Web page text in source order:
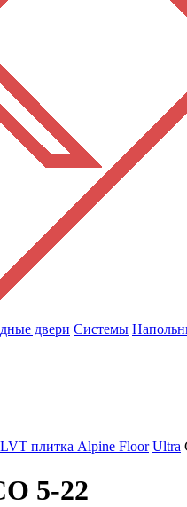
двери Системы
плитка Alpine Floor Ultra
5-22